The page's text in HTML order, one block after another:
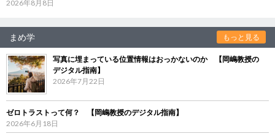
2026年8月8日
まめ学 もっと見る
写真に埋まっている位置情報はおっかないのか 【岡嶋教授の
デジタル指南】
2026年7月22日
ゼロトラストって何？ 【岡嶋教授のデジタル指南】
2026年6月18日